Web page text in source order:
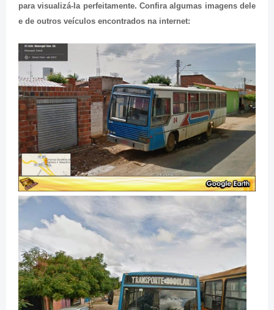
para visualizá-la perfeitamente. Confira algumas imagens dele
e de outros veículos encontrados na internet: